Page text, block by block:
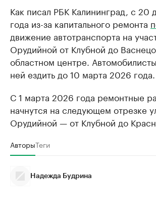
Как писал РБК Калининград, с 20
года из-за капитального ремонта
движение автотранспорта на
Орудийной от Клубной до
областном центре.
ней ездить до 10 марта 2026 года.
С 1 марта 2026 года ремонтные
начнутся на следующем отрезке
Орудийной — от Клубной до
АвторыТеги
Надежда Будрина